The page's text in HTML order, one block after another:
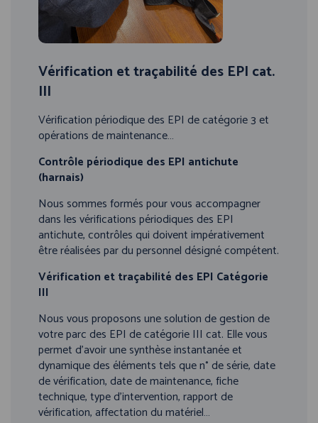
Vérification et traçabilité des EPI cat.
III
Vérification périodique des EPI de catégorie 3 et
opérations de maintenance…
Contrôle périodique des EPI antichute
(harnais)
Nous sommes formés pour vous accompagner
dans les vérifications périodiques des EPI
antichute, contrôles qui doivent impérativement
être réalisées par du personnel désigné compétent.
Vérification et traçabilité des EPI Catégorie
III
Nous vous proposons une solution de gestion de
votre parc des EPI de catégorie III cat. Elle vous
permet d’avoir une synthèse instantanée et
dynamique des éléments tels que n° de série, date
de vérification, date de maintenance, fiche
technique, type d’intervention, rapport de
vérification, affectation du matériel…